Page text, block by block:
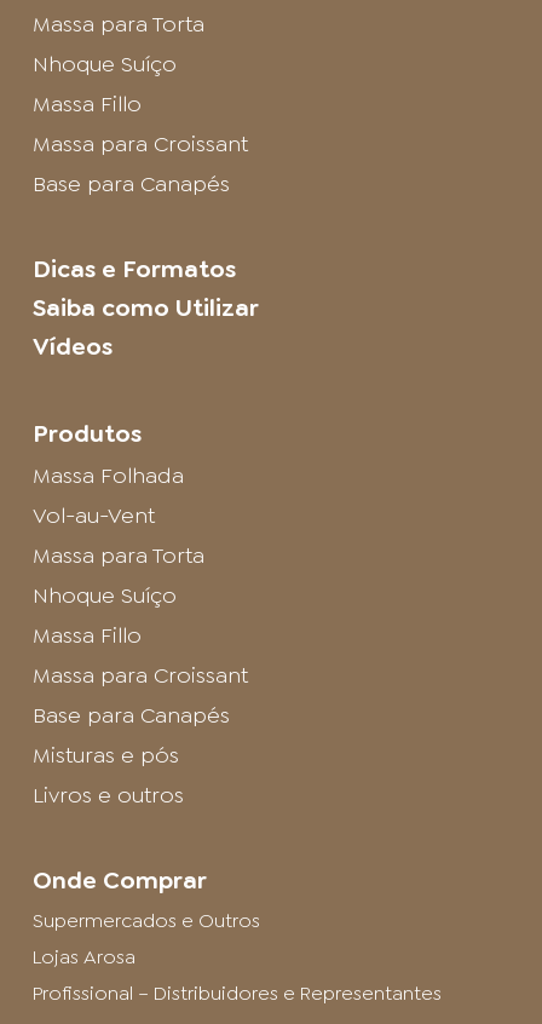
Massa para Torta
Nhoque Suíço
Massa Fillo
Massa para Croissant
Base para Canapés
Dicas e Formatos
Saiba como Utilizar
Vídeos
Produtos
Massa Folhada
Vol-au-Vent
Massa para Torta
Nhoque Suíço
Massa Fillo
Massa para Croissant
Base para Canapés
Misturas e pós
Livros e outros
Onde Comprar
Supermercados e Outros
Lojas Arosa
Profissional – Distribuidores e Representantes